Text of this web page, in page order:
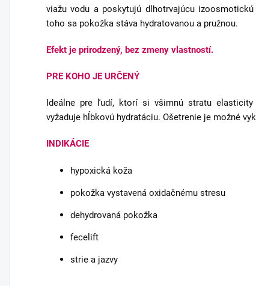
viažu vodu a poskytujú dlhotrvajúcu
toho sa pokožka stáva hydratovanou a pružnou.
Efekt je prirodzený, bez zmeny vlastností.
PRE KOHO JE URČENÝ
Ideálne pre ľudí, ktorí si všimnú stratu
vyžaduje hĺbkovú hydratáciu. Ošetrenie je možné
INDIKÁCIE
hypoxická koža
pokožka vystavená oxidačnému stresu
dehydrovaná pokožka
fecelift
strie a jazvy